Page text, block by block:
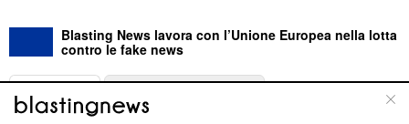
Blasting News lavora con l’Unione Europea nella lotta
contro le fake news
ABOUT